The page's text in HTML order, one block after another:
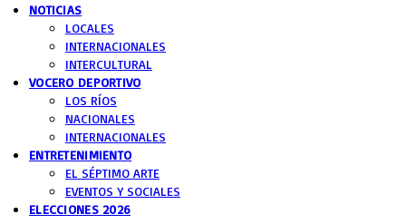
NOTICIAS
LOCALES
INTERNACIONALES
INTERCULTURAL
VOCERO DEPORTIVO
LOS RÍOS
NACIONALES
INTERNACIONALES
ENTRETENIMIENTO
EL SÉPTIMO ARTE
EVENTOS Y SOCIALES
ELECCIONES 2026